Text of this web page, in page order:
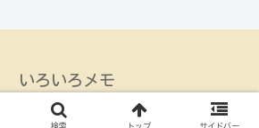
いろいろメモ
© 2015 いろいろメモ.
検索 トップ サイドバー